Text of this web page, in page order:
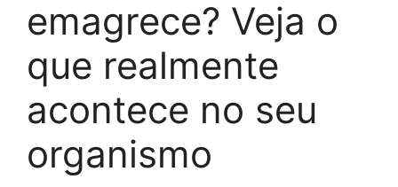
emagrece? Veja o
que realmente
acontece no seu
organismo